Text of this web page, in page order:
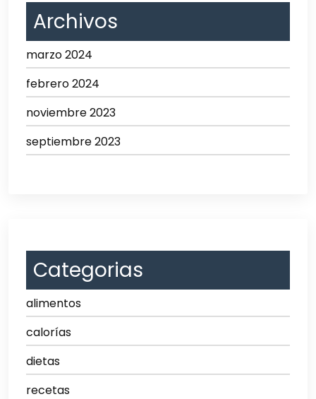
Archivos
marzo 2024
febrero 2024
noviembre 2023
septiembre 2023
Categorias
alimentos
calorías
dietas
recetas